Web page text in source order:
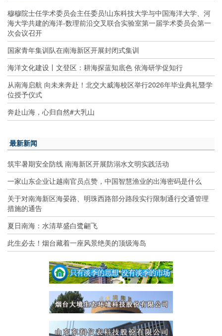
穆穆院士任学术委员会主任委员!山东科技大学与中国海洋大学、河
海大学共建的海洋-数理前沿交叉联合实验室第一届学术委员会第一
次会议召开
国家青年集训队在南海新区开展封闭式集训
海洋文化建设丨文登区：耕海探蓝知底色 依海研学促知行
从南海启航 向未来奔赴！北交大威海校区举行2026年毕业典礼暨学
位授予仪式
奔赴山海，心归自然#大乳山
最新新闻
筑牢暑期安全防线 南海新区开展防溺水文明实践活动
一家山东企业让越南官员点赞，中国智慧渔业的出海密码是什么
关于对南海新区海晏路、明珠西路部分路段实行限制通行交通管理
措施的通告
夏日南海：水清草盛白鹭翩飞
此生必去！烟台藏着一座风景绝美的顶级海岛